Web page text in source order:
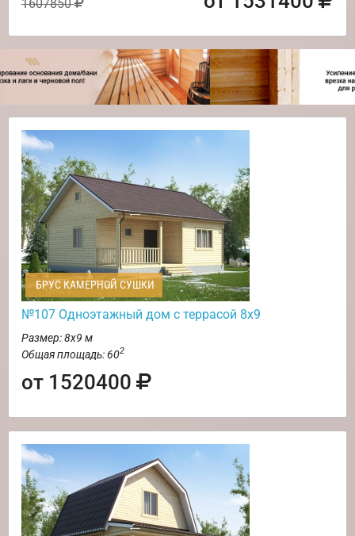
1607850
БРУС КАМЕРНОЙ СУШКИ
№107 Одноэтажный дом с террасой 8х9
Размер: 8х9 м
Общая площадь: 602
от 1520400